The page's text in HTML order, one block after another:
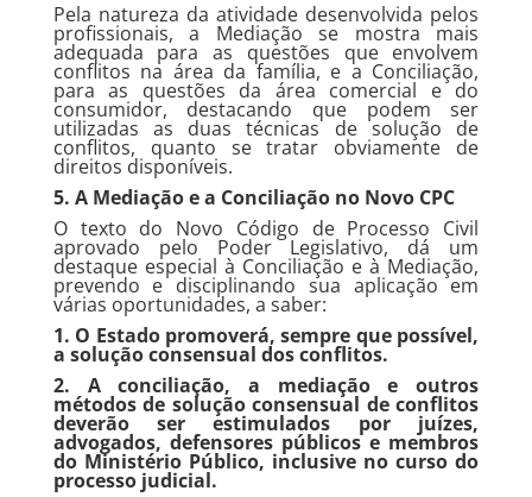
Pela natureza da atividade desenvolvida pelos
profissionais, a Mediação se mostra mais
adequada para as questões que envolvem
conflitos na área da família, e a Conciliação,
para as questões da área comercial e do
consumidor, destacando que podem ser
utilizadas as duas técnicas de solução de
conflitos, quanto se tratar obviamente de
direitos disponíveis.
5. A Mediação e a Conciliação no Novo CPC
O texto do Novo Código de Processo Civil
aprovado pelo Poder Legislativo, dá um
destaque especial à Conciliação e à Mediação,
prevendo e disciplinando sua aplicação em
várias oportunidades, a saber:
1. O Estado promoverá, sempre que possível,
a solução consensual dos conflitos.
2. A conciliação, a mediação e outros
métodos de solução consensual de conflitos
deverão ser estimulados por juízes,
advogados, defensores públicos e membros
do Ministério Público, inclusive no curso do
processo judicial.